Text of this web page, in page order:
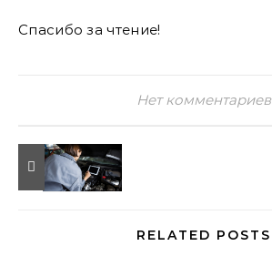
Спасибо за чтение!
Нет комментариев
RELATED POSTS